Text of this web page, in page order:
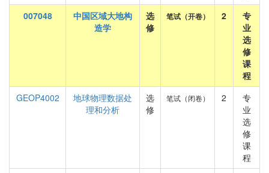
007048
中国区域大地构
造学
选
修
笔试（开卷） 2
专
业
选
修
课
程
GEOP4002
地球物理数据处
理和分析
选
修
笔试（闭卷） 2
专
业
选
修
课
程